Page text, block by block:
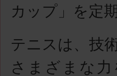
カップ」を定
テニスは、技
さまざまな